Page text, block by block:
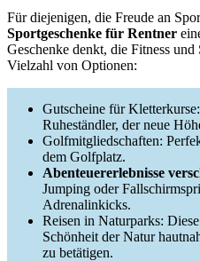
Für diejenigen, die Freude an
Sportgeschenke für Rentner
Geschenke denkt, die Fitness
Vielzahl von Optionen:
Gutscheine für
Ruheständler, der neue
Golfmitgliedschaften:
dem Golfplatz.
Abenteuererlebnisse
Jumping oder
Adrenalinkicks.
Reisen in Naturparks:
Schönheit der Natur
zu betätigen.